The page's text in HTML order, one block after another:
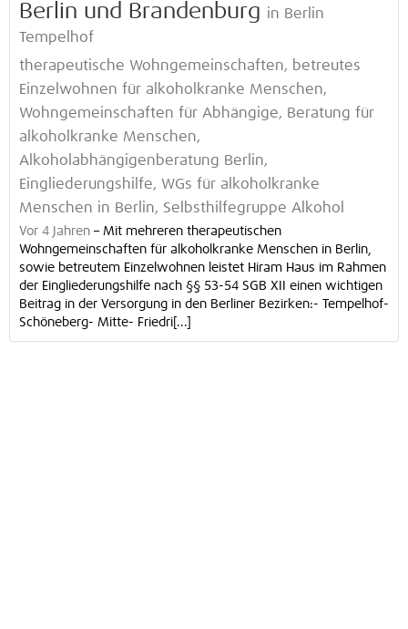
Berlin und Brandenburg in Berlin
Tempelhof
therapeutische Wohngemeinschaften, betreutes
Einzelwohnen für alkoholkranke Menschen,
Wohngemeinschaften für Abhängige, Beratung für
alkoholkranke Menschen,
Alkoholabhängigenberatung Berlin,
Eingliederungshilfe, WGs für alkoholkranke
Menschen in Berlin, Selbsthilfegruppe Alkohol
Vor 4 Jahren – Mit mehreren therapeutischen
Wohngemeinschaften für alkoholkranke Menschen in Berlin,
sowie betreutem Einzelwohnen leistet Hiram Haus im Rahmen
der Eingliederungshilfe nach §§ 53-54 SGB XII einen wichtigen
Beitrag in der Versorgung in den Berliner Bezirken:- Tempelhof-
Schöneberg- Mitte- Friedri[...]